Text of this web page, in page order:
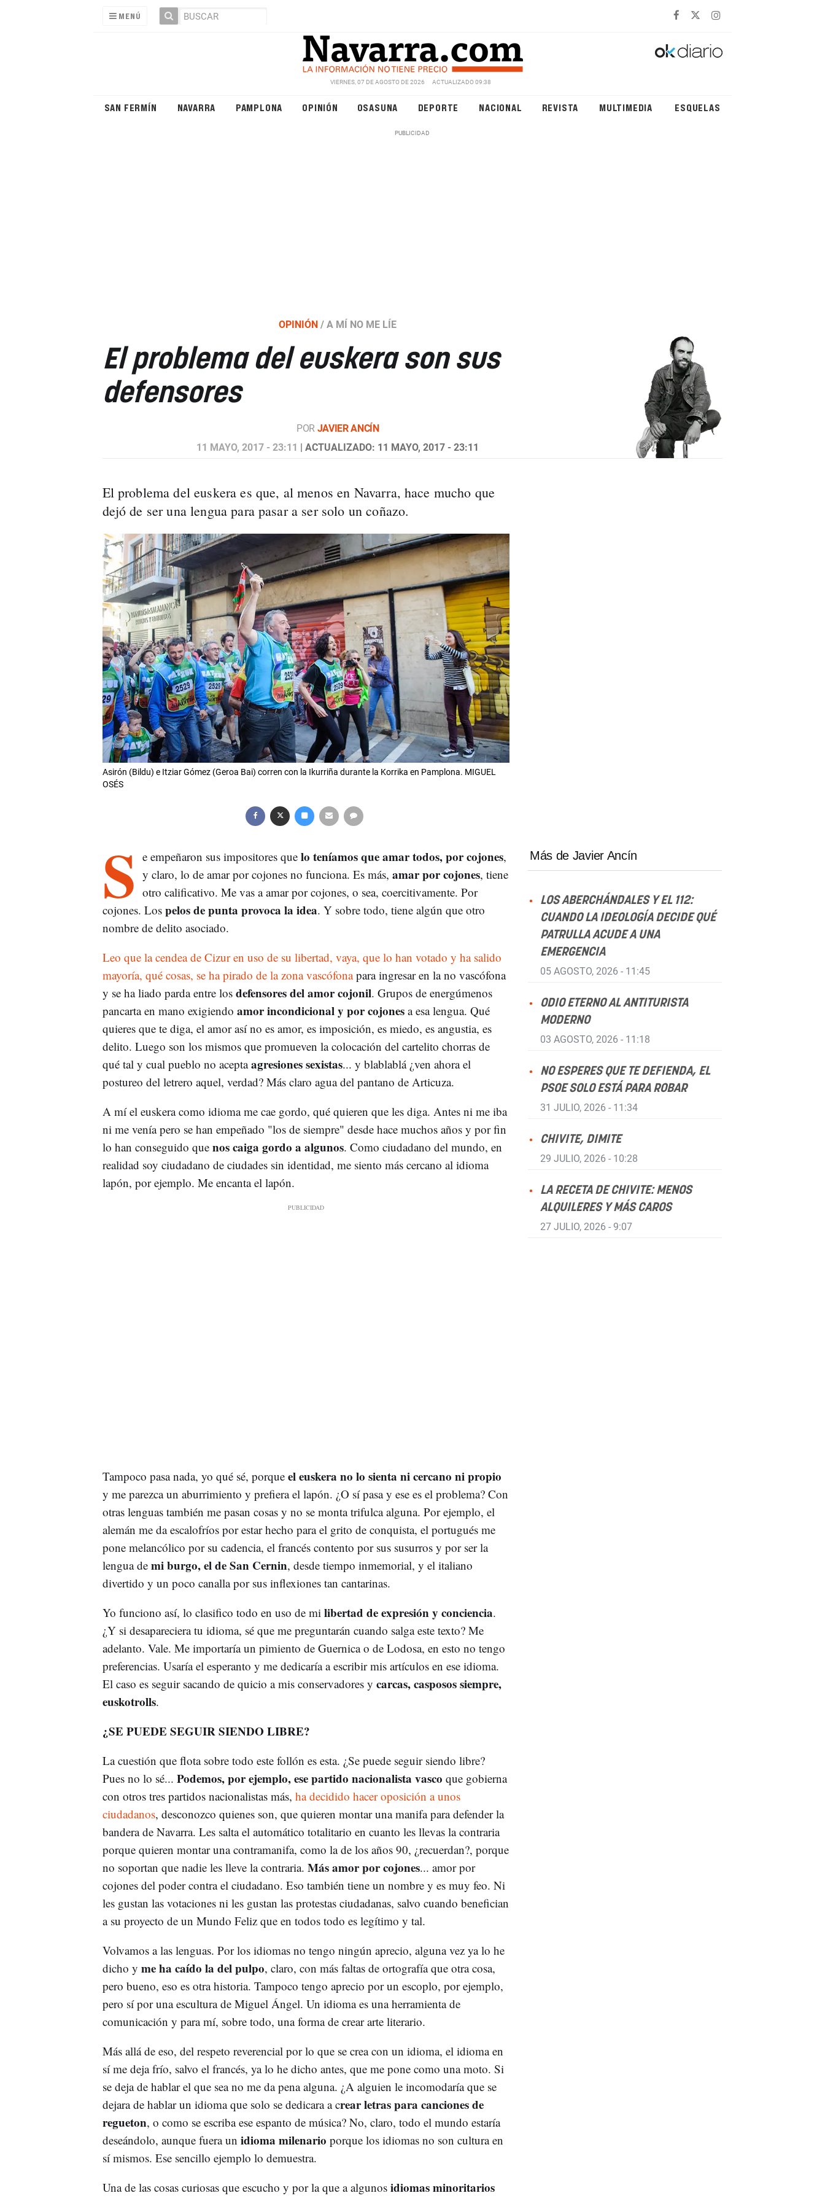
MENÚ
VIERNES, 07 DE AGOSTO DE 2026 ACTUALIZADO 09:38
SAN FERMÍN NAVARRA PAMPLONA OPINIÓN OSASUNA DEPORTE NACIONAL REVISTA MULTIMEDIA ESQUELAS
OPINIÓN/A MÍ NO ME LÍE
El problema del euskera son sus
defensores
POR JAVIER ANCÍN
11 MAYO, 2017 - 23:11 | ACTUALIZADO: 11 MAYO, 2017 - 23:11
El problema del euskera es que, al menos en Navarra, hace mucho que
dejó de ser una lengua para pasar a ser solo un coñazo.
Asirón (Bildu) e Itziar Gómez (Geroa Bai) corren con la Ikurriña durante la Korrika en Pamplona. MIGUEL
OSÉS
S e empeñaron sus impositores que lo teníamos que amar todos, por cojones,
y claro, lo de amar por cojones no funciona. Es más, amar por cojones, tiene
otro calificativo. Me vas a amar por cojones, o sea, coercitivamente. Por
cojones. Los pelos de punta provoca la idea. Y sobre todo, tiene algún que otro
nombre de delito asociado.
Leo que la cendea de Cizur en uso de su libertad, vaya, que lo han votado y ha salido
mayoría, qué cosas, se ha pirado de la zona vascófonapara ingresar en la no vascófona
y se ha liado parda entre losdefensores del amor cojonil. Grupos de energúmenos
pancarta en mano exigiendo amor incondicional y por cojonesa esa lengua. Qué
quieres que te diga, el amor así no es amor, es imposición, es miedo, es angustia, es
delito. Luego son los mismos que promueven la colocación del cartelito chorras de
qué tal y cual pueblo no aceptaagresiones sexistas... y blablablá ¿ven ahora el
postureo del letrero aquel, verdad? Más claro agua del pantano de Articuza.
A mí el euskera como idioma me cae gordo, qué quieren que les diga. Antes ni me iba
ni me venía pero se han empeñado "los de siempre" desde hace muchos años y por fin
lo han conseguido que nos caiga gordo a algunos. Como ciudadano del mundo, en
realidad soy ciudadano de ciudades sin identidad, me siento más cercano al idioma
lapón, por ejemplo. Me encanta el lapón.
Tampoco pasa nada, yo qué sé, porque el euskera no lo sienta ni cercano ni propio
y me parezca un aburrimiento y prefiera el lapón. ¿O sí pasa y ese es el problema? Con
otras lenguas también me pasan cosas y no se monta trifulca alguna. Por ejemplo, el
alemán me da escalofríos por estar hecho para el grito de conquista, el portugués me
pone melancólico por su cadencia, el francés contento por sus susurros y por ser la
lengua demi burgo, el de San Cernin, desde tiempo inmemorial, y el italiano
divertido y un poco canalla por sus inflexiones tan cantarinas.
Yo funciono así, lo clasifico todo en uso de mi libertad de expresión y conciencia.
¿Y si desapareciera tu idioma, sé que me preguntarán cuando salga este texto? Me
adelanto. Vale. Me importaría un pimiento de Guernica o de Lodosa, en esto no tengo
preferencias. Usaría el esperanto y me dedicaría a escribir mis artículos en ese idioma.
El caso es seguir sacando de quicio a mis conservadores y carcas, casposos siempre,
euskotrolls.
¿SE PUEDE SEGUIR SIENDO LIBRE?
La cuestión que flota sobre todo este follón es esta. ¿Se puede seguir siendo libre?
Pues no lo sé... Podemos, por ejemplo, ese partido nacionalista vasco que gobierna
con otros tres partidos nacionalistas más, ha decidido hacer oposición a unos
ciudadanos, desconozco quienes son, que quieren montar una manifa para defender la
bandera de Navarra. Les salta el automático totalitario en cuanto les llevas la contraria
porque quieren montar una contramanifa, como la de los años 90, ¿recuerdan?, porque
no soportan que nadie les lleve la contraria. Más amor por cojones... amor por
cojones del poder contra el ciudadano. Eso también tiene un nombre y es muy feo. Ni
les gustan las votaciones ni les gustan las protestas ciudadanas, salvo cuando benefician
a su proyecto de un Mundo Feliz que en todos todo es legítimo y tal.
Volvamos a las lenguas. Por los idiomas no tengo ningún aprecio, alguna vez ya lo he
dicho y me ha caído la del pulpo, claro, con más faltas de ortografía que otra cosa,
pero bueno, eso es otra historia. Tampoco tengo aprecio por un escoplo, por ejemplo,
pero sí por una escultura de Miguel Ángel. Un idioma es una herramienta de
comunicación y para mí, sobre todo, una forma de crear arte literario.
Más allá de eso, del respeto reverencial por lo que se crea con un idioma, el idioma en
sí me deja frío, salvo el francés, ya lo he dicho antes, que me pone como una moto. Si
se deja de hablar el que sea no me da pena alguna. ¿A alguien le incomodaría que se
dejara de hablar un idioma que solo se dedicara a crear letras para canciones de
regueton, o como se escriba ese espanto de música? No, claro, todo el mundo estaría
deseándolo, aunque fuera un idioma milenario porque los idiomas no son cultura en
sí mismos. Ese sencillo ejemplo lo demuestra.
Una de las cosas curiosas que escucho y por la que a algunos idiomas minoritarios
Más de Javier Ancín
LOS ABERCHÁNDALES Y EL 112:
CUANDO LA IDEOLOGÍA DECIDE QUÉ
PATRULLA ACUDE A UNA
EMERGENCIA
05 AGOSTO, 2026 - 11:45
ODIO ETERNO AL ANTITURISTA
MODERNO
03 AGOSTO, 2026 - 11:18
NO ESPERES QUE TE DEFIENDA, EL
PSOE SOLO ESTÁ PARA ROBAR
31 JULIO, 2026 - 11:34
CHIVITE, DIMITE
29 JULIO, 2026 - 10:28
LA RECETA DE CHIVITE: MENOS
ALQUILERES Y MÁS CAROS
27 JULIO, 2026 - 9:07